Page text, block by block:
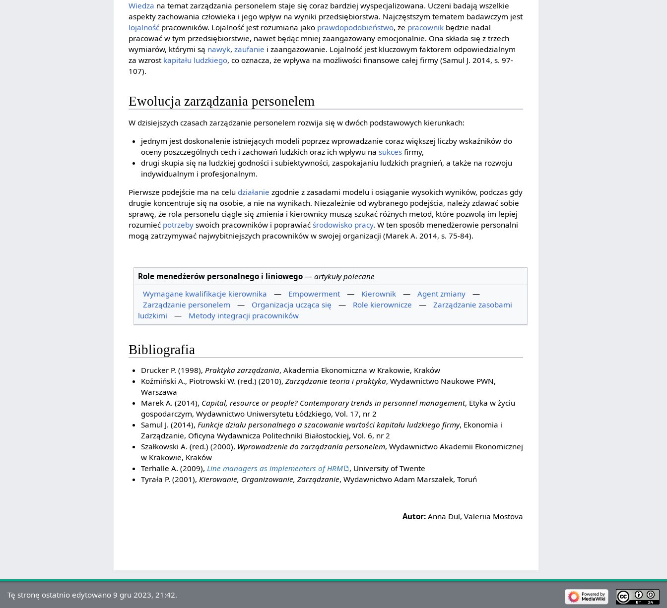
Wiedza na temat zarządzania personelem staje się coraz bardziej wyspecjalizowana. Uczeni badają wszelkie
aspekty zachowania człowieka i jego wpływ na wyniki przedsiębiorstwa. Najczęstszym tematem badawczym jest
lojalność pracowników. Lojalność jest rozumiana jako prawdopodobieństwo, że pracownik będzie nadal
pracować w tym przedsiębiorstwie, nawet będąc mniej zaangażowany emocjonalnie. Ona składa się z trzech
wymiarów, którymi są nawyk,zaufanie i zaangażowanie. Lojalność jest kluczowym faktorem odpowiedzialnym
za wzrost kapitału ludzkiego, co oznacza, że wpływa na możliwości finansowe całej firmy (Samul J. 2014, s. 97-
107).
Ewolucja zarządzania personelem
W dzisiejszych czasach zarządzanie personelem rozwija się w dwóch podstawowych kierunkach:
jednym jest doskonalenie istniejących modeli poprzez wprowadzanie coraz większej liczby wskaźników do
oceny poszczególnych cech i zachowań ludzkich oraz ich wpływu na sukcesfirmy,
drugi skupia się na ludzkiej godności i subiektywności, zaspokajaniu ludzkich pragnień, a także na rozwoju
indywidualnym i profesjonalnym.
Pierwsze podejście ma na celu działanie zgodnie z zasadami modelu i osiąganie wysokich wyników, podczas gdy
drugie koncentruje się na osobie, a nie na wynikach. Niezależnie od wybranego podejścia, należy zdawać sobie
sprawę, że rola personelu ciągle się zmienia i kierownicy muszą szukać różnych metod, które pozwolą im lepiej
rozumieć potrzeby swoich pracowników i poprawiaćśrodowisko pracy. W ten sposób menedżerowie personalni
mogą zatrzymywać najwybitniejszych pracowników w swojej organizacji (Marek A. 2014, s. 75-84).
Role menedżerów personalnego i liniowego— artykuły polecane
Wymagane kwalifikacje kierownika
— Empowerment — Kierownik — Agent zmiany
—
Zarządzanie personelem
— Organizacja ucząca się — Role kierownicze —
Zarządzanie zasobami
ludzkimi
— Metody integracji pracowników
Bibliografia
Drucker P. (1998), Praktyka zarządzania, Akademia Ekonomiczna w Krakowie, Kraków
Koźmiński A., Piotrowski W. (red.) (2010), Zarządzanie teoria i praktyka, Wydawnictwo Naukowe PWN,
Warszawa
Marek A. (2014), Capital, resource or people? Contemporary trends in personnel management, Etyka w życiu
gospodarczym, Wydawnictwo Uniwersytetu Łódzkiego, Vol. 17, nr 2
Samul J. (2014), Funkcje działu personalnego a szacowanie wartości kapitału ludzkiego firmy, Ekonomia i
Zarządzanie, Oficyna Wydawnicza Politechniki Białostockiej, Vol. 6, nr 2
Szałkowski A. (red.) (2000), Wprowadzenie do zarządzania personelem, Wydawnictwo Akademii Ekonomicznej
w Krakowie, Kraków
Terhalle A. (2009), Line managers as implementers of HRM
, University of Twente
Tyrała P. (2001), Kierowanie, Organizowanie, Zarządzanie, Wydawnictwo Adam Marszałek, Toruń
Autor: Anna Dul, Valeriia Mostova
Tę stronę ostatnio edytowano 9 gru 2023, 21:42.